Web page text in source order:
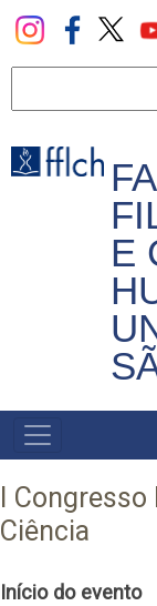
Pular
para
principal
E
NAVEGADOR
PRINCIPAL
I
Ciência
Início do evento